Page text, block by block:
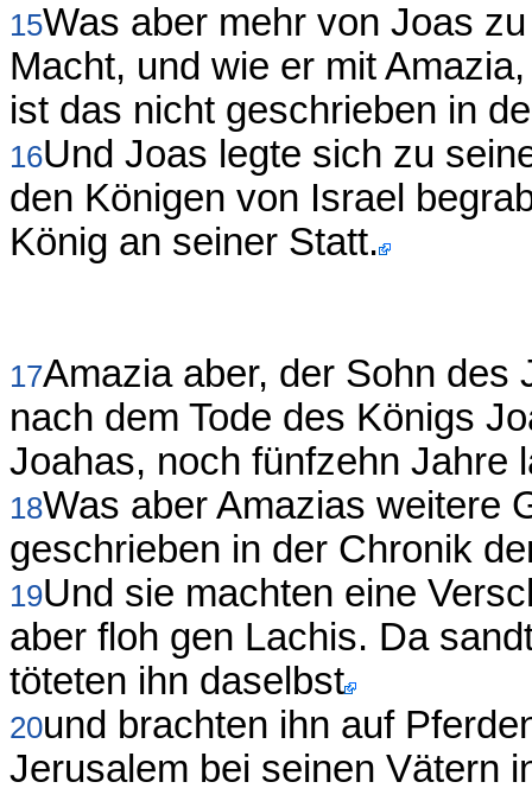
15Was aber mehr von Joas
Macht, und wie er mit
ist das nicht geschrieben in
16Und Joas legte sich zu
den Königen von Israel
König an seiner Statt.
17Amazia aber, der Sohn des
nach dem Tode des Königs
Joahas, noch fünfzehn Jahre
18Was aber Amazias weitere
geschrieben in der Chronik
19Und sie machten eine
aber floh gen Lachis. Da
töteten ihn daselbst
20und brachten ihn auf
Jerusalem bei seinen Vätern